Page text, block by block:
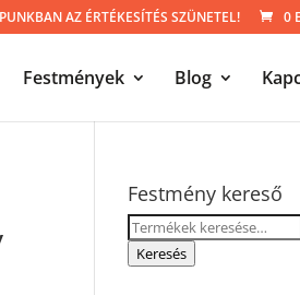
AZ ÉRTÉKESÍTÉS SZÜNETEL! 0
Festmények Blog
Festmény kereső
Keresés
a Keresés